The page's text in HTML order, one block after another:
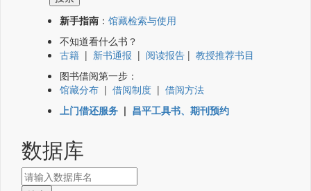
新手指南 ： 馆藏检索与使用
不知道看什么书？
古籍 | 新书通报 | 阅读报告 | 教授推荐书目
图书借阅第一步：
馆藏分布 | 借阅制度 | 借阅方法
上门借还服务 | 昌平工具书、期刊预约
数据库